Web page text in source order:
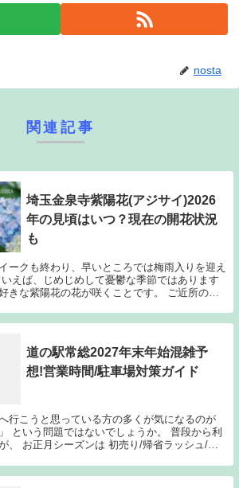
nosta
関連記事
埼玉金泉寺紫陽花(アジサイ)2026
年の見頃はいつ？現在の開花状況
も
ークも終わり、早いところでは梅雨入りを迎え
えば、じめじめして憂鬱な季節ではあります
きな紫陽花の花が咲くことです。 ご近所の庭
道の駅常総2027年末年始混雑予
想!営業時間/駐車場対策ガイド
行こうと思っている方の多くが気になるのが
という問題ではないでしょうか。 普段から利
、 お正月シーズンは 初売り/帰省ラッシュ/観